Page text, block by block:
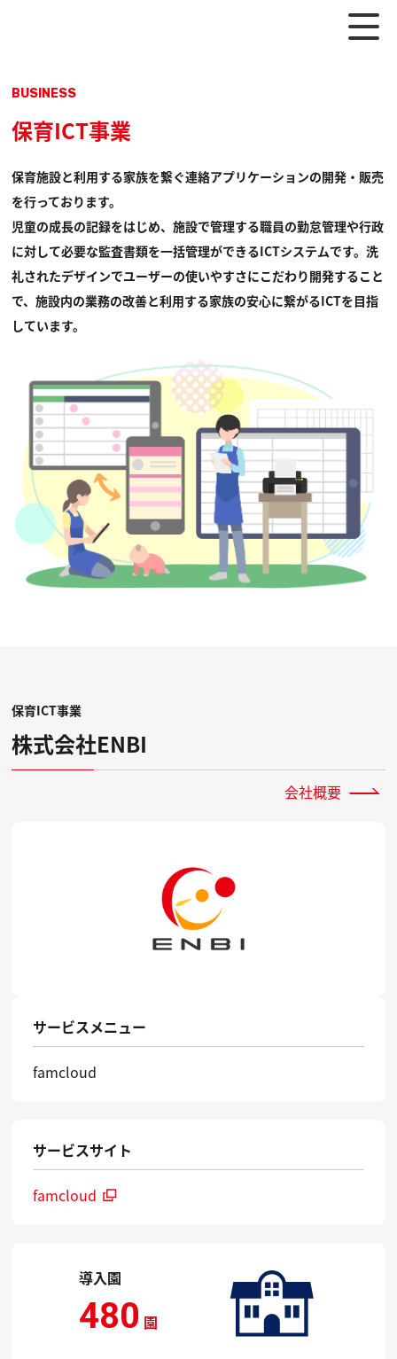
保育ICT事業
保育施設と利用する家族を繋ぐ連絡アプリケーションの開発・販売
を行っております。
児童の成長の記録をはじめ、施設で管理する職員の勤怠管理や行政
に対して必要な監査書類を一括管理ができるICTシステムです。洗
礼されたデザインでユーザーの使いやすさにこだわり開発すること
で、施設内の業務の改善と利用する家族の安心に繋がるICTを目指
しています。
保育ICT事業
株式会社ENBI
会社概要
サービスメニュー
famcloud
サービスサイト
famcloud
導入園
480 園